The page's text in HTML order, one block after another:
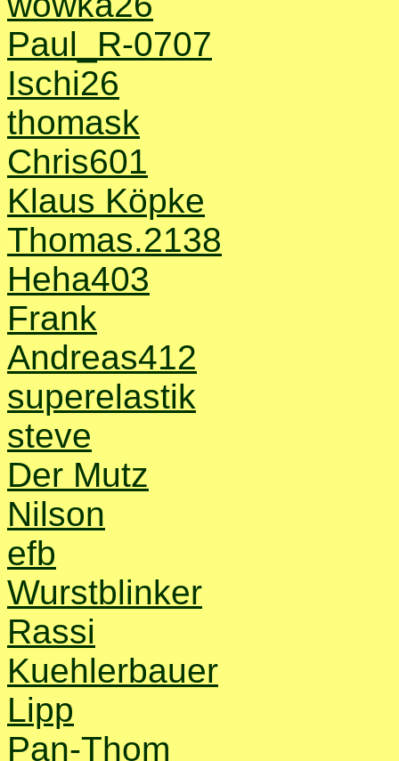
Paul_R-0707
Ischi26
thomask
Chris601
Klaus Köpke
Thomas.2138
Heha403
Frank
Andreas412
superelastik
steve
Der Mutz
Nilson
efb
Wurstblinker
Rassi
Kuehlerbauer
Lipp
Pan-Thom